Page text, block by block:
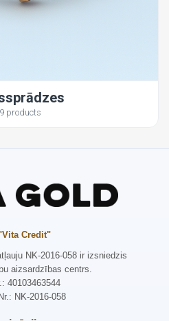
products
Credit"
NK-2016-058 ir izsniedzis
aizsardzības centrs.
40103463544
NK-2016-058